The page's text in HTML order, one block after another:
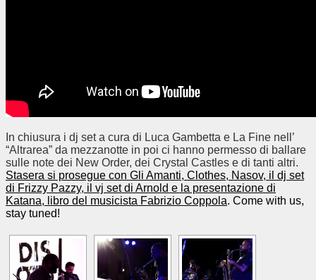
In chiusura i dj set a cura di Luca Gambetta e La Fine nell’
“Altrarea” da mezzanotte in poi ci hanno permesso di ballare
sulle note dei New Order, dei Crystal Castles e di tanti altri.
Stasera si prosegue con Gli Amanti, Clothes, Nasov, il dj set
di Frizzy Pazzy, il vj set di Arnold e la presentazione di
Katana, libro del musicista Fabrizio Coppola. Come with us,
stay tuned!